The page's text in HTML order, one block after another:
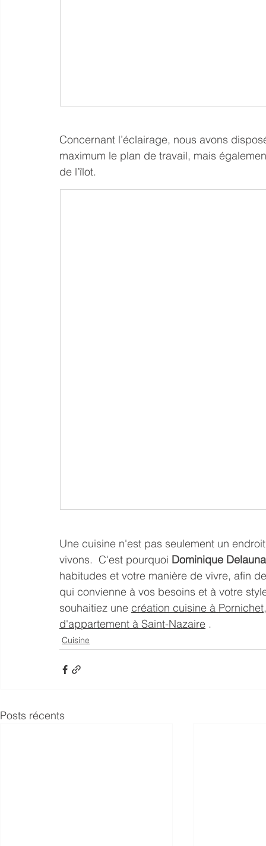
Concernant l’éclairage, nous avons
maximum le plan de travail, mais
de l’îlot.
Une cuisine n'est pas seulement un
vivons.  C'est pourquoi Dominique
habitudes et votre manière de vivre, afin
qui convienne à vos besoins et à votre
souhaitiez une création cuisine à Pornichet
d'appartement à Saint-Nazaire .
Cuisine
Posts récents